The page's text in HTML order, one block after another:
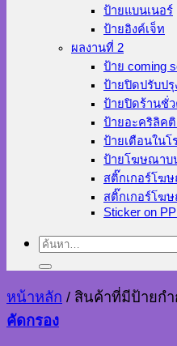
ป้ายแบนเนอร์
ป้ายอิงค์เจ็ท
ผลงานที่ 2
ป้าย coming
ป้ายปิดปรับปรุ
ป้ายปิดร้านชั่ว
ป้ายอะคริลิค
ป้ายเตือนในโ
ป้ายโฆษณาบ
สติ๊กเกอร์โฆ
สติ๊กเกอร์โฆ
Sticker on
ค้นหา:
หน้าหลัก / สินค้าที่มีป้ายกำ
คัดกรอง